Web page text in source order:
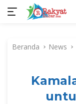
kontenBeranda News